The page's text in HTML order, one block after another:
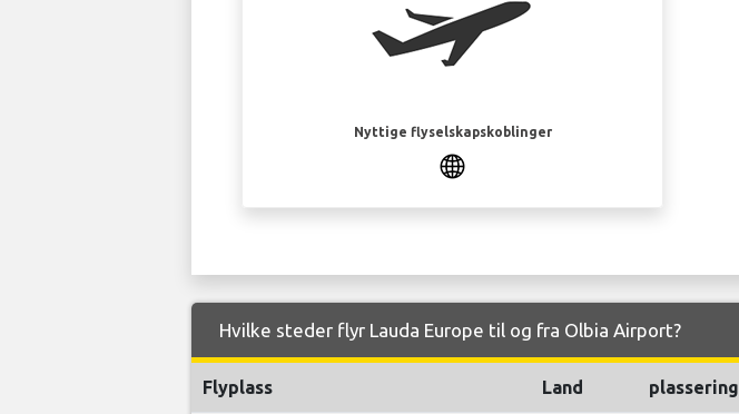
Nyttige flyselskapskoblinger
Hvilke steder flyr Lauda Europe til og fra Olbia Airport?
Flyplass Land plassering